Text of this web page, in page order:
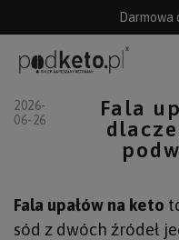
Darmowa
2026-
06-26
Fala
Fala upałów na keto
sód z dwóch źródeł